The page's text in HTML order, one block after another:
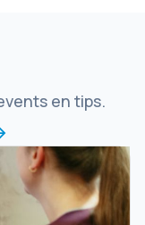
en tips.